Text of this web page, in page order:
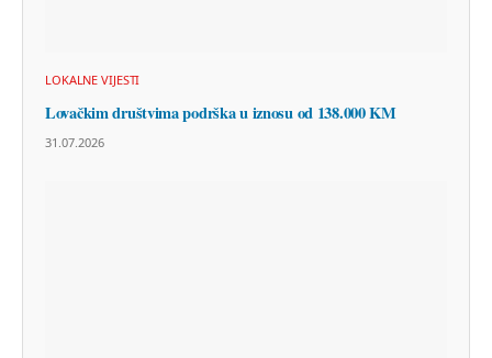
LOKALNE VIJESTI
Lovačkim društvima podrška u iznosu od 138.000 KM
31.07.2026